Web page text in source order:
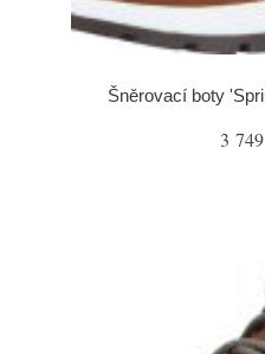
Šněrovací boty
3